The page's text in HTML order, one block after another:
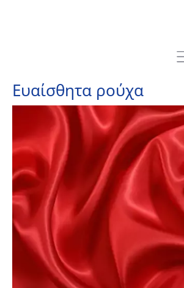
Ευαίσθητα ρούχα